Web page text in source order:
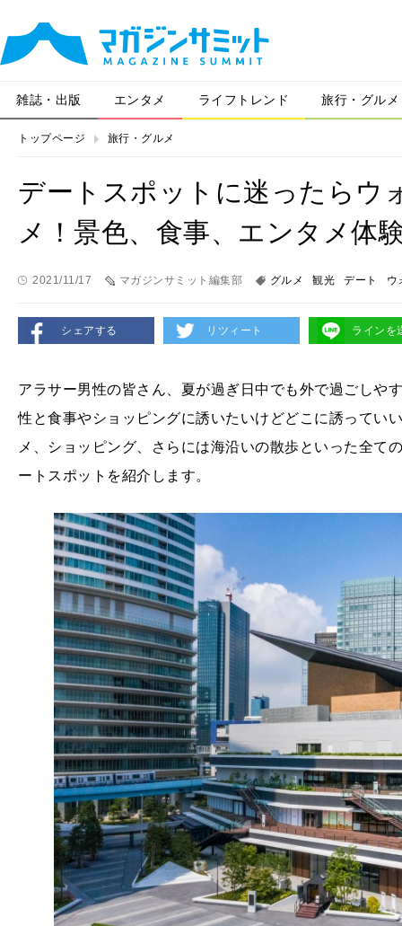
雑誌・出版 エンタメ ライフトレンド 旅行・グルメ
トップページ 旅行・グルメ
デートスポットに迷ったらウ
メ！景色、食事、エンタメ体
2021/11/17 マガジンサミット編集部 グルメ 観光 デート ウ
シェアする リツィート ラインを
アラサー男性の皆さん、夏が過ぎ日中でも外で過ごしや
性と食事やショッピングに誘いたいけどどこに誘ってい
メ、ショッピング、さらには海沿いの散歩といった全て
ートスポットを紹介します。